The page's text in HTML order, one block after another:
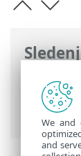
Spletna
Glossary
sporočila
We and
and